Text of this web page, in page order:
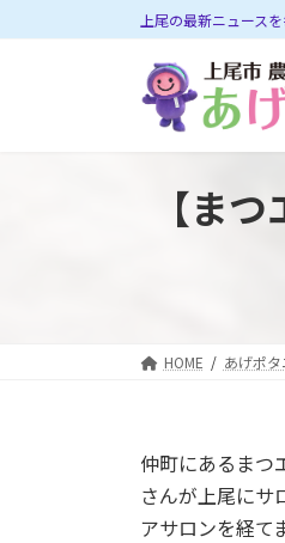
ン
ビ
上尾の最新ニュース
【ま
HOME あげポタ
仲町にあるまつ
さんが上尾に
アサロンを経て